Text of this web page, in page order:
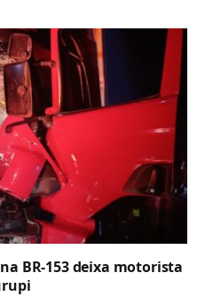
BR-153 deixa motorista